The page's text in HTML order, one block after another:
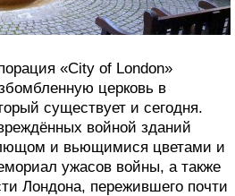
«City of London»
церковь в
существует и сегодня.
войной зданий
и вьющимися цветами и
ужасов войны, а также
Лондона, пережившего почти